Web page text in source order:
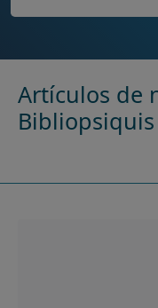
Artículos de
Bibliopsiquis